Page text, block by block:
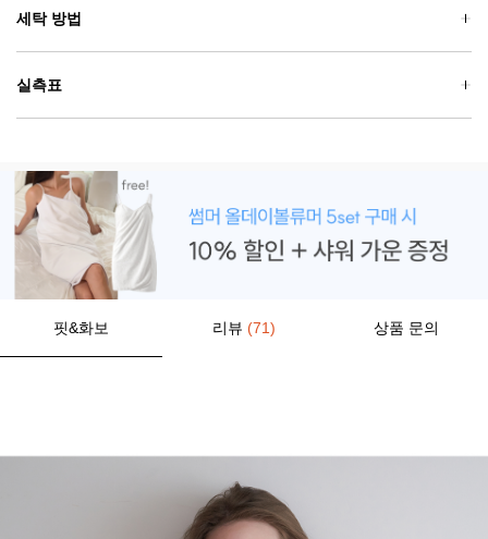
세탁 방법
실측표
핏&화보 리뷰 (71) 상품 문의